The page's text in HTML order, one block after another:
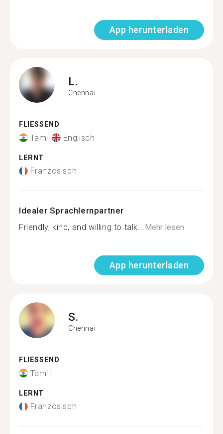
App herunterladen
L.
Chennai
FLIESSEND
Tamili Englisch
LERNT
Französisch
Idealer Sprachlernpartner
Friendly, kind, and willing to talk...Mehr lesen
App herunterladen
S.
Chennai
FLIESSEND
Tamili
LERNT
Französisch